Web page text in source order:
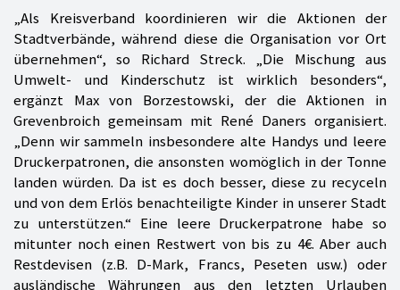
„Als Kreisverband koordinieren wir die Aktionen der
Stadtverbände, während diese die Organisation vor Ort
übernehmen“, so Richard Streck. „Die Mischung aus
Umwelt- und Kinderschutz ist wirklich besonders“,
ergänzt Max von Borzestowski, der die Aktionen in
Grevenbroich gemeinsam mit René Daners organisiert.
„Denn wir sammeln insbesondere alte Handys und leere
Druckerpatronen, die ansonsten womöglich in der Tonne
landen würden. Da ist es doch besser, diese zu recyceln
und von dem Erlös benachteiligte Kinder in unserer Stadt
zu unterstützen.“ Eine leere Druckerpatrone habe so
mitunter noch einen Restwert von bis zu 4€. Aber auch
Restdevisen (z.B. D-Mark, Francs, Peseten usw.) oder
ausländische Währungen aus den letzten Urlauben